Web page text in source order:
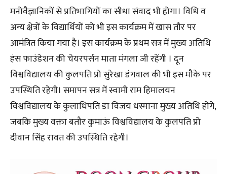
मनोवैज्ञानिकों से प्रतिभागियों का सीधा संवाद भी होगा। विधि व
अन्य क्षेत्रों के विद्यार्थियों को भी इस कार्यक्रम में खास तौर पर
आमंत्रित किया गया है। इस कार्यक्रम के प्रथम सत्र में मुख्य अतिथि
हंस फाउंडेशन की चेयरपर्सन माता मंगला जी रहेंगी । दून
विश्वविद्यालय की कुलपति प्रो सुरेखा डंगवाल की भी इस मौके पर
उपस्थिति रहेगी। समापन सत्र में स्वामी राम हिमालयन
विश्वविद्यालय के कुलाधिपति डा विजय धस्माना मुख्य अतिथि होंगे,
जबकि मुख्य वक्ता बतौर कुमाऊं विश्वविद्यालय के कुलपति प्रो
दीवान सिंह रावत की उपस्थिति रहेगी।